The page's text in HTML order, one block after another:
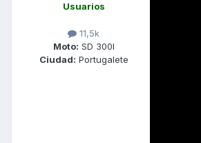
Usuarios
11,5k
Moto: SD 300I
Ciudad: Portugalete